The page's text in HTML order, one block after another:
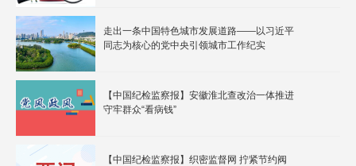
走出一条中国特色城市发展道路——以习近平
同志为核心的党中央引领城市工作纪实
【中国纪检监察报】安徽淮北查改治一体推进
守牢群众“看病钱”
【中国纪检监察报】织密监督网 拧紧节约阀